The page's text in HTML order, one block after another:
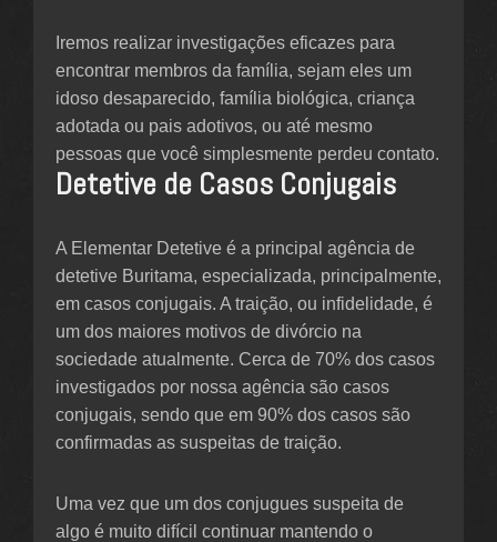
Iremos realizar investigações eficazes para
encontrar membros da família, sejam eles um
idoso desaparecido, família biológica, criança
adotada ou pais adotivos, ou até mesmo
pessoas que você simplesmente perdeu contato.
Detetive de Casos Conjugais
A Elementar Detetive é a principal agência de
detetive Buritama, especializada, principalmente,
em casos conjugais. A traição, ou infidelidade, é
um dos maiores motivos de divórcio na
sociedade atualmente. Cerca de 70% dos casos
investigados por nossa agência são casos
conjugais, sendo que em 90% dos casos são
confirmadas as suspeitas de traição.
Uma vez que um dos conjugues suspeita de
algo é muito difícil continuar mantendo o